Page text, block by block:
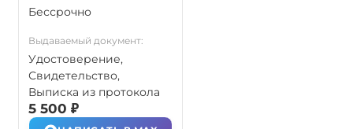
Бессрочно
Выдаваемый документ:
Удостоверение,
Свидетельство,
Выписка из протокола
5 500 ₽